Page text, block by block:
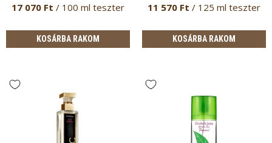
17 070 Ft / 100 ml teszter
KOSÁRBA RAKOM
11 570 Ft / 125 ml teszter
KOSÁRBA RAKOM